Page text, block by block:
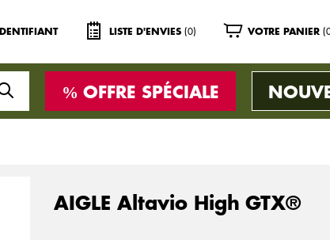
IDENTIFIANT LISTE D'ENVIES (0) VOTRE PANIER
OFFRE SPÉCIALE
AIGLE Altavio High GTX®